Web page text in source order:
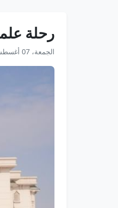
رحلة
الجمعة، 07 أغسطس 2026